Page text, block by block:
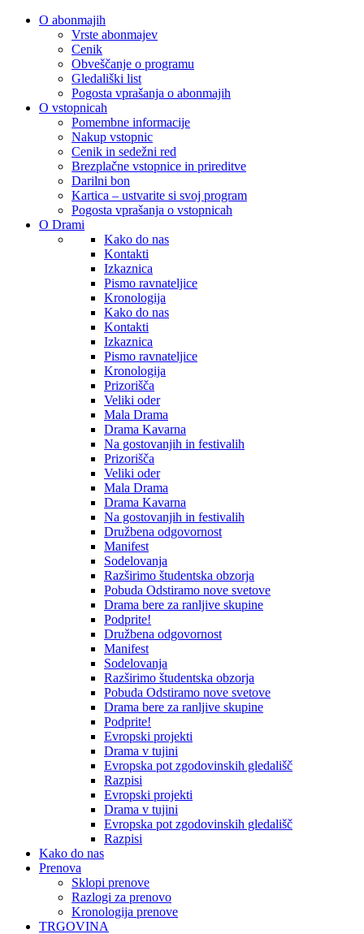
O abonmajih
Vrste abonmajev
Cenik
Obveščanje o programu
Gledališki list
Pogosta vprašanja o abonmajih
O vstopnicah
Pomembne informacije
Nakup vstopnic
Cenik in sedežni red
Brezplačne vstopnice in prireditve
Darilni bon
Kartica – ustvarite si svoj program
Pogosta vprašanja o vstopnicah
O Drami
Kako do nas
Kontakti
Izkaznica
Pismo ravnateljice
Kronologija
Kako do nas
Kontakti
Izkaznica
Pismo ravnateljice
Kronologija
Prizorišča
Veliki oder
Mala Drama
Drama Kavarna
Na gostovanjih in festivalih
Prizorišča
Veliki oder
Mala Drama
Drama Kavarna
Na gostovanjih in festivalih
Družbena odgovornost
Manifest
Sodelovanja
Razširimo študentska obzorja
Pobuda Odstiramo nove svetove
Drama bere za ranljive skupine
Podprite!
Družbena odgovornost
Manifest
Sodelovanja
Razširimo študentska obzorja
Pobuda Odstiramo nove svetove
Drama bere za ranljive skupine
Podprite!
Evropski projekti
Drama v tujini
Evropska pot zgodovinskih gledališč
Razpisi
Evropski projekti
Drama v tujini
Evropska pot zgodovinskih gledališč
Razpisi
Kako do nas
Prenova
Sklopi prenove
Razlogi za prenovo
Kronologija prenove
TRGOVINA